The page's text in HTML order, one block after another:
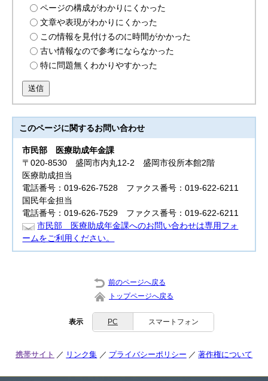
ページの構成がわかりにくかった
文章や表現がわかりにくかった
この情報を見付けるのに時間がかかった
古い情報なので参考にならなかった
特に問題無くわかりやすかった
送信
このページに関するお問い合わせ
市民部
医療助成年金課
〒020-8530 盛岡市内丸12-2 盛岡市役所本館2階
医療助成担当
電話番号：019-626-7528 ファクス番号：019-622-6211
国民年金担当
電話番号：019-626-7529 ファクス番号：019-622-6211
市民部 医療助成年金課へのお問い合わせは専用フォ
ームをご利用ください。
前のページへ戻る
トップページへ戻る
表示 PC スマートフォン
携帯サイト リンク集 プライバシーポリシー 著作権について